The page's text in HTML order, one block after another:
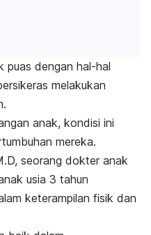
puas dengan hal-hal
melakukan
anak, kondisi ini
mereka.
seorang dokter anak
usia 3 tahun
keterampilan fisik dan